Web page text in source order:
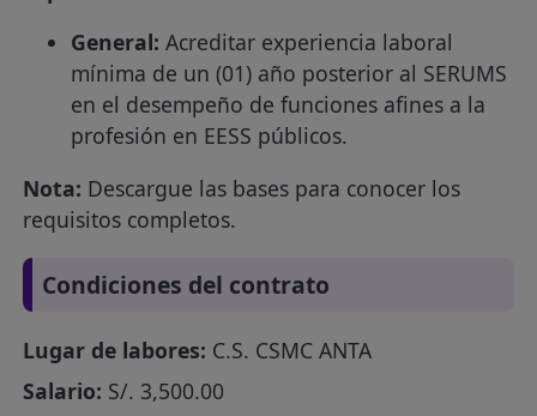
General: Acreditar experiencia laboral
mínima de un (01) año posterior al SERUMS
en el desempeño de funciones afines a la
profesión en EESS públicos.
Nota: Descargue las bases para conocer los
requisitos completos.
Condiciones del contrato
Lugar de labores: C.S. CSMC ANTA
Salario: S/. 3,500.00